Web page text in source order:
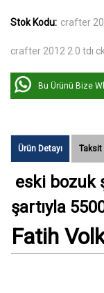
Stok Kodu: crafter
crafter 2012 2.0 tdı
Bu Ürünü Bize
Ürün Detayı Taksit
eski bozuk
şartıyla
Fatih